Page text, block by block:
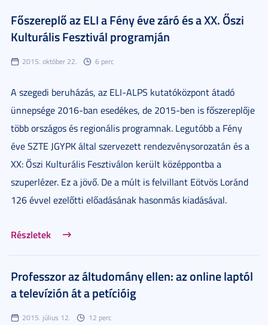
Főszereplő az ELI a Fény éve záró és a XX. Őszi
Kulturális Fesztivál programján
2015. október 22. 6 perc
A szegedi beruházás, az ELI-ALPS kutatóközpont átadó
ünnepsége 2016-ban esedékes, de 2015-ben is főszereplője
több országos és regionális programnak. Legutóbb a Fény
éve SZTE JGYPK által szervezett rendezvénysorozatán és a
XX: Őszi Kulturális Fesztiválon került középpontba a
szuperlézer. Ez a jövő. De a múlt is felvillant Eötvös Loránd
126 évvel ezelőtti előadásának hasonmás kiadásával.
Részletek
Professzor az áltudomány ellen: az online laptól
a televízión át a petícióig
2015. július 12. 12 perc